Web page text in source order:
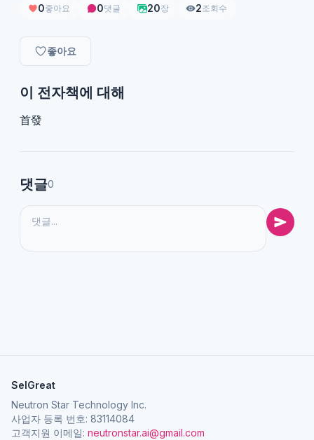
0좋아요 0댓글 20장 2조회수
좋아요
이 전자책에 대해
首發
댓글0
SelGreat
Neutron Star Technology Inc.
사업자 등록 번호: 83114084
고객지원 이메일: neutronstar.ai@gmail.com